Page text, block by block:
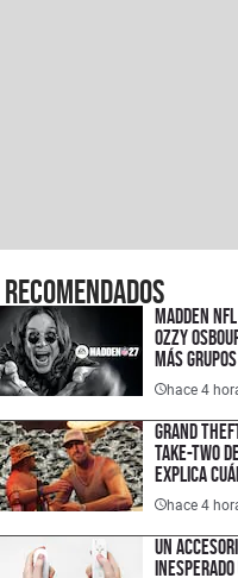
Recomendados
Madden
Ozzy
más
americano
hace 4
Grand
Take-Two
explica
hace 4
Un